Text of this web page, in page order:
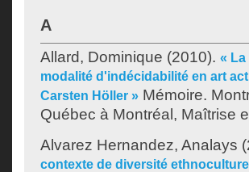
A
Allard, Dominique (2010). « La
modalité d'indécidabilité en art
Carsten Höller » Mémoire.
Québec à Montréal, Maîtrise
Alvarez Hernandez, Analays
contexte de diversité